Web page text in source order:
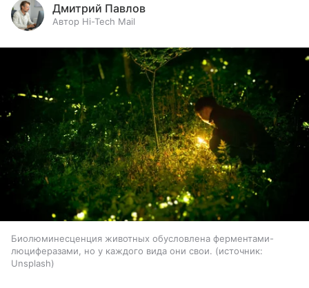
Дмитрий Павлов
Автор Hi-Tech Mail
Биолюминесценция животных обусловлена ферментами-
люциферазами, но у каждого вида они свои.
источник:
Unsplash